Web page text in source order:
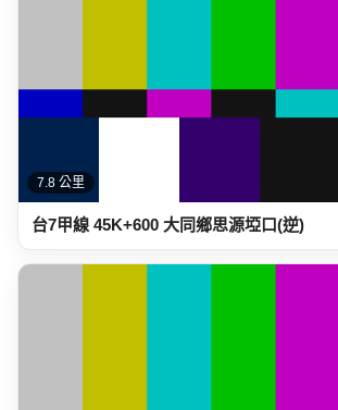
7.8 公里
台7甲線 45K+600 大同鄉思源埡口(逆)